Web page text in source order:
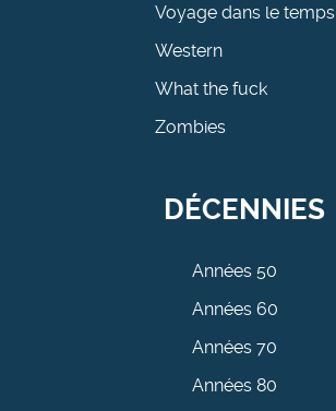
Voyage dans le temps
Western
What the fuck
Zombies
DÉCENNIES
Années 50
Années 60
Années 70
Années 80